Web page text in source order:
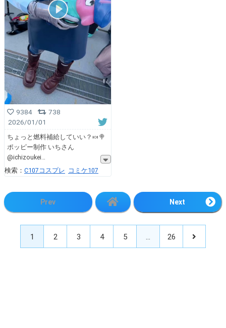
9384
738
2026/01/01
ちょっと燃料補給していい？🍬🍭
ポッピー制作 いちさん
@ichizoukei
検索： C107コスプレ コミケ107
Prev Next
1 2 3 4 5 … 26